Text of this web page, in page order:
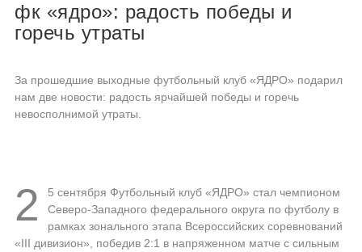
фк «ядро»: радость победы и
горечь утраты
За прошедшие выходные футбольный клуб «ЯДРО» подарил
нам две новости: радость ярчайшей победы и горечь
невосполнимой утраты.
2
5 сентября Футбольный клуб «ЯДРО» стал чемпионом
Северо-Западного федерального округа по футболу в
рамках зонального этапа Всероссийских соревнований
«III дивизион», победив 2:1 в напряженном матче с сильным